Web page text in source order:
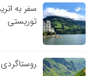
سفر به
توریستی